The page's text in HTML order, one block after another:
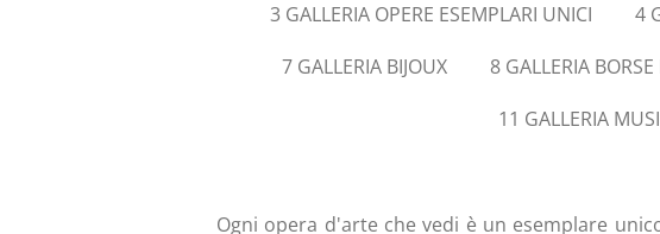
3 GALLERIA OPERE ESEMPLARI UNICI
4
7 GALLERIA BIJOUX
8 GALLERIA
11 GALLERIA
Ogni opera d'arte che vedi è un esemplare